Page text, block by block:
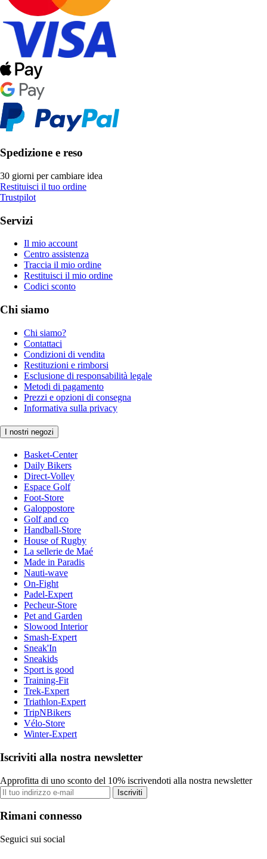
Spedizione e reso
30 giorni per cambiare idea
Restituisci il tuo ordine
Trustpilot
Servizi
Il mio account
Centro assistenza
Traccia il mio ordine
Restituisci il mio ordine
Codici sconto
Chi siamo
Chi siamo?
Contattaci
Condizioni di vendita
Restituzioni e rimborsi
Esclusione di responsabilità legale
Metodi di pagamento
Prezzi e opzioni di consegna
Informativa sulla privacy
I nostri negozi
Basket-Center
Daily Bikers
Direct-Volley
Espace Golf
Foot-Store
Galoppostore
Golf and co
Handball-Store
House of Rugby
La sellerie de Maé
Made in Paradis
Nauti-wave
On-Fight
Padel-Expert
Pecheur-Store
Pet and Garden
Slowood Interior
Smash-Expert
Sneak'In
Sneakids
Sport is good
Training-Fit
Trek-Expert
Triathlon-Expert
TripNBikers
Vélo-Store
Winter-Expert
Iscriviti alla nostra newsletter
Approfitta di uno sconto del 10% iscrivendoti alla nostra newsletter
Iscriviti
Rimani connesso
Seguici sui social